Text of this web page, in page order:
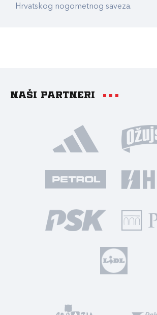
Hrvatskog nogometnog saveza.
Naši partneri